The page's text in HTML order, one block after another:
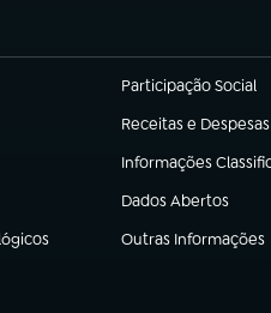
Participação Social
(abre em nova aba)
Receitas e Despesas
(abre em nova aba)
Informações
(abre em nova aba)
Dados Abertos
(abre em nova aba)
Outras Informações
(abre em nova aba)